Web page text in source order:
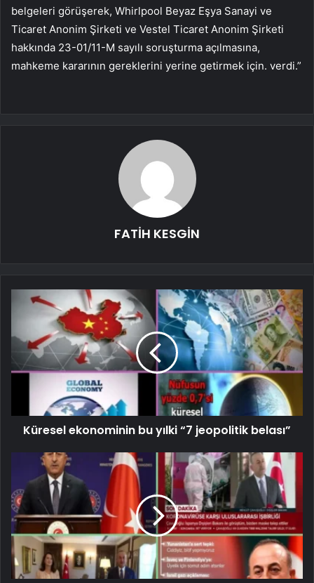
belgeleri görüşerek, Whirlpool Beyaz Eşya Sanayi ve
Ticaret Anonim Şirketi ve Vestel Ticaret Anonim Şirketi
hakkında 23-01/11-M sayılı soruşturma açılmasına,
mahkeme kararının gereklerini yerine getirmek için. verdi.”
FATİH KESGİN
Küresel ekonominin bu yılki “7 jeopolitik belası”